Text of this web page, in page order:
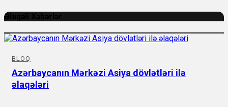
Əlaqəli Xəbərlər
BLOQ
Azərbaycanın Mərkəzi Asiya dövlətləri ilə
əlaqələri